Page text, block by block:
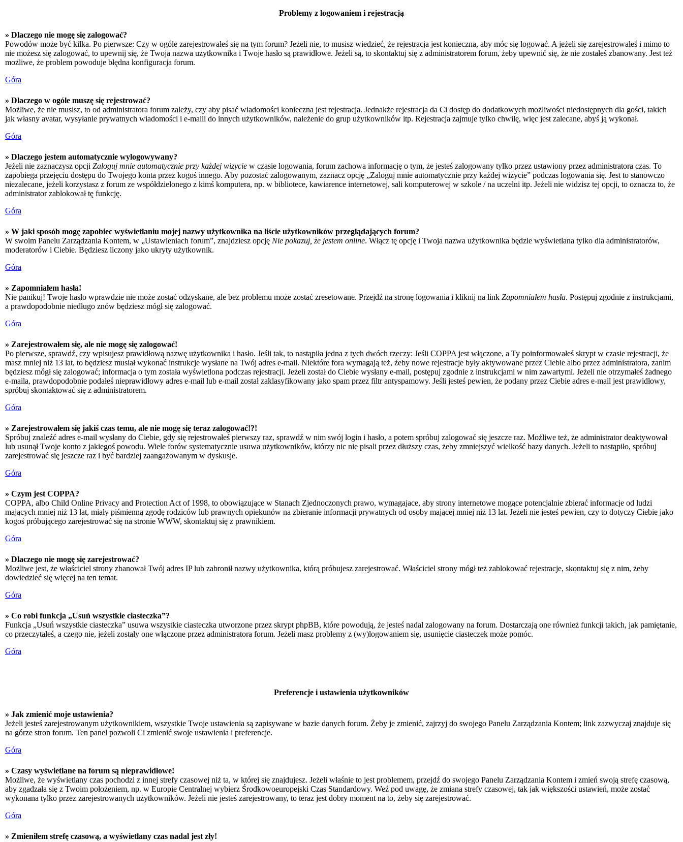
Problemy z logowaniem i rejestracją
» Dlaczego nie mogę się zalogować?
Powodów może być kilka. Po pierwsze: Czy w ogóle zarejestrowałeś się na tym forum? Jeżeli nie, to musisz wiedzieć, że rejestracja jest konieczna, aby móc się logować. A jeżeli się zarejestrowałeś i mimo to
nie możesz się zalogować, to upewnij się, że Twoja nazwa użytkownika i Twoje hasło są prawidłowe. Jeżeli są, to skontaktuj się z administratorem forum, żeby upewnić się, że nie zostałeś zbanowany. Jest też
możliwe, że problem powoduje błędna konfiguracja forum.
Góra
» Dlaczego w ogóle muszę się rejestrować?
Możliwe, że nie musisz, to od administratora forum zależy, czy aby pisać wiadomości konieczna jest rejestracja. Jednakże rejestracja da Ci dostęp do dodatkowych możliwości niedostępnych dla gości, takich
jak własny avatar, wysyłanie prywatnych wiadomości i e-maili do innych użytkowników, należenie do grup użytkowników itp. Rejestracja zajmuje tylko chwilę, więc jest zalecane, abyś ją wykonał.
Góra
» Dlaczego jestem automatycznie wylogowywany?
Jeżeli nie zaznaczysz opcji Zaloguj mnie automatycznie przy każdej wizycie w czasie logowania, forum zachowa informację o tym, że jesteś zalogowany tylko przez ustawiony przez administratora czas. To
zapobiega przejęciu dostępu do Twojego konta przez kogoś innego. Aby pozostać zalogowanym, zaznacz opcję „Zaloguj mnie automatycznie przy każdej wizycie” podczas logowania się. Jest to stanowczo
niezalecane, jeżeli korzystasz z forum ze współdzielonego z kimś komputera, np. w bibliotece, kawiarence internetowej, sali komputerowej w szkole / na uczelni itp. Jeżeli nie widzisz tej opcji, to oznacza to, że
administrator zablokował tę funkcję.
Góra
» W jaki sposób mogę zapobiec wyświetlaniu mojej nazwy użytkownika na liście użytkowników przeglądających forum?
W swoim Panelu Zarządzania Kontem, w „Ustawieniach forum”, znajdziesz opcję Nie pokazuj, że jestem online. Włącz tę opcję i Twoja nazwa użytkownika będzie wyświetlana tylko dla administratorów,
moderatorów i Ciebie. Będziesz liczony jako ukryty użytkownik.
Góra
» Zapomniałem hasła!
Nie panikuj! Twoje hasło wprawdzie nie może zostać odzyskane, ale bez problemu może zostać zresetowane. Przejdź na stronę logowania i kliknij na link Zapomniałem hasła. Postępuj zgodnie z instrukcjami,
a prawdopodobnie niedługo znów będziesz mógł się zalogować.
Góra
» Zarejestrowałem się, ale nie mogę się zalogować!
Po pierwsze, sprawdź, czy wpisujesz prawidłową nazwę użytkownika i hasło. Jeśli tak, to nastąpiła jedna z tych dwóch rzeczy: Jeśli COPPA jest włączone, a Ty poinformowałeś skrypt w czasie rejestracji, że
masz mniej niż 13 lat, to będziesz musiał wykonać instrukcje wysłane na Twój adres e-mail. Niektóre fora wymagają też, żeby nowe rejestracje były aktywowane przez Ciebie albo przez administratora, zanim
będziesz mógł się zalogować; informacja o tym została wyświetlona podczas rejestracji. Jeżeli został do Ciebie wysłany e-mail, postępuj zgodnie z instrukcjami w nim zawartymi. Jeżeli nie otrzymałeś żadnego
e-maila, prawdopodobnie podałeś nieprawidłowy adres e-mail lub e-mail został zaklasyfikowany jako spam przez filtr antyspamowy. Jeśli jesteś pewien, że podany przez Ciebie adres e-mail jest prawidłowy,
spróbuj skontaktować się z administratorem.
Góra
» Zarejestrowałem się jakiś czas temu, ale nie mogę się teraz zalogować!?!
Spróbuj znaleźć adres e-mail wysłany do Ciebie, gdy się rejestrowałeś pierwszy raz, sprawdź w nim swój login i hasło, a potem spróbuj zalogować się jeszcze raz. Możliwe też, że administrator deaktywował
lub usunął Twoje konto z jakiegoś powodu. Wiele forów systematycznie usuwa użytkowników, którzy nic nie pisali przez dłuższy czas, żeby zmniejszyć wielkość bazy danych. Jeżeli to nastąpiło, spróbuj
zarejestrować się jeszcze raz i być bardziej zaangażowanym w dyskusje.
Góra
» Czym jest COPPA?
COPPA, albo Child Online Privacy and Protection Act of 1998, to obowiązujące w Stanach Zjednoczonych prawo, wymagajace, aby strony internetowe mogące potencjalnie zbierać informacje od ludzi
mających mniej niż 13 lat, miały piśmienną zgodę rodziców lub prawnych opiekunów na zbieranie informacji prywatnych od osoby mającej mniej niż 13 lat. Jeżeli nie jesteś pewien, czy to dotyczy Ciebie jako
kogoś próbującego zarejestrować się na stronie WWW, skontaktuj się z prawnikiem.
Góra
» Dlaczego nie mogę się zarejestrować?
Możliwe jest, że właściciel strony zbanował Twój adres IP lub zabronił nazwy użytkownika, którą próbujesz zarejestrować. Właściciel strony mógł też zablokować rejestracje, skontaktuj się z nim, żeby
dowiedzieć się więcej na ten temat.
Góra
» Co robi funkcja „Usuń wszystkie ciasteczka”?
Funkcja „Usuń wszystkie ciasteczka” usuwa wszystkie ciasteczka utworzone przez skrypt phpBB, które powodują, że jesteś nadal zalogowany na forum. Dostarczają one również funkcji takich, jak pamiętanie,
co przeczytałeś, a czego nie, jeżeli zostały one włączone przez administratora forum. Jeżeli masz problemy z (wy)logowaniem się, usunięcie ciasteczek może pomóc.
Góra
Preferencje i ustawienia użytkowników
» Jak zmienić moje ustawienia?
Jeżeli jesteś zarejestrowanym użytkownikiem, wszystkie Twoje ustawienia są zapisywane w bazie danych forum. Żeby je zmienić, zajrzyj do swojego Panelu Zarządzania Kontem; link zazwyczaj znajduje się
na górze stron forum. Ten panel pozwoli Ci zmienić swoje ustawienia i preferencje.
Góra
» Czasy wyświetlane na forum są nieprawidłowe!
Możliwe, że wyświetlany czas pochodzi z innej strefy czasowej niż ta, w której się znajdujesz. Jeżeli właśnie to jest problemem, przejdź do swojego Panelu Zarządzania Kontem i zmień swoją strefę czasową,
aby zgadzała się z Twoim położeniem, np. w Europie Centralnej wybierz Środkowoeuropejski Czas Standardowy. Weź pod uwagę, że zmiana strefy czasowej, tak jak większości ustawień, może zostać
wykonana tylko przez zarejestrowanych użytkowników. Jeżeli nie jesteś zarejestrowany, to teraz jest dobry moment na to, żeby się zarejestrować.
Góra
» Zmieniłem strefę czasową, a wyświetlany czas nadal jest zły!